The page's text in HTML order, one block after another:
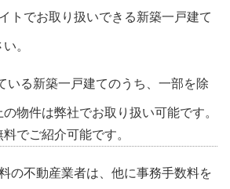
トでお取り扱いできる新築一戸建て
。
いる新築一戸建てのうち、一部を除
物件は弊社でお取り扱い可能です。
でご紹介可能です。
の不動産業者は、他に事務手数料を